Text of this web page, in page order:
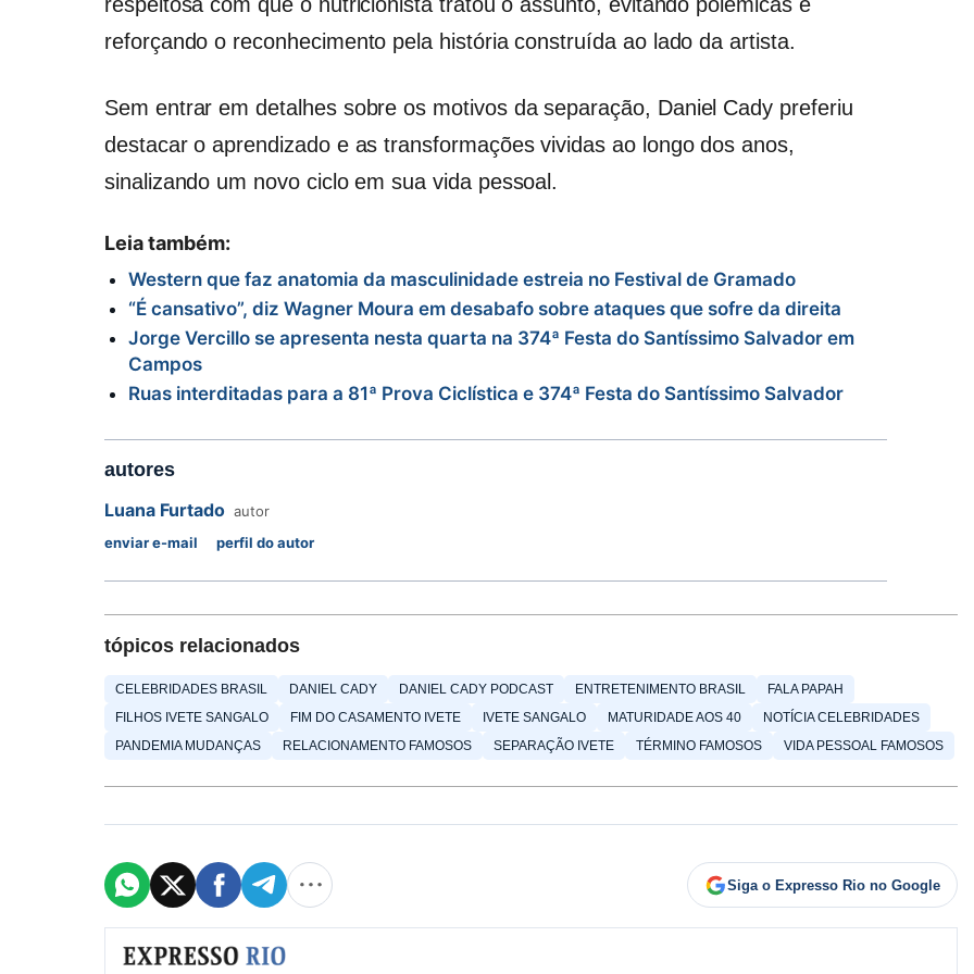
reforçando o reconhecimento pela história construída ao lado da artista.
Sem entrar em detalhes sobre os motivos da separação, Daniel Cady preferiu
destacar o aprendizado e as transformações vividas ao longo dos anos,
sinalizando um novo ciclo em sua vida pessoal.
Leia também:
Western que faz anatomia da masculinidade estreia no Festival de Gramado
“É cansativo”, diz Wagner Moura em desabafo sobre ataques que sofre da direita
Jorge Vercillo se apresenta nesta quarta na 374ª Festa do Santíssimo Salvador em
Campos
Ruas interditadas para a 81ª Prova Ciclística e 374ª Festa do Santíssimo Salvador
autores
Luana Furtado autor
enviar e-mail
perfil do autor
tópicos relacionados
CELEBRIDADES BRASIL DANIEL CADY DANIEL CADY PODCAST ENTRETENIMENTO BRASIL
FALA PAPAH
FILHOS IVETE SANGALO
FIM DO CASAMENTO IVETE IVETE SANGALO MATURIDADE AOS 40
NOTÍCIA CELEBRIDADES
PANDEMIA MUDANÇAS
RELACIONAMENTO FAMOSOS SEPARAÇÃO IVETE TÉRMINO FAMOSOS VIDA PESSOAL FAMOSOS
Siga o Expresso Rio no Google
Formulário de cadastro